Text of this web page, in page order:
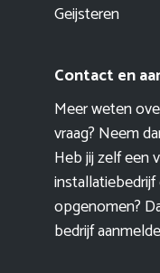
Geijsteren
Contact en
Meer weten
vraag? Neem
Heb jij zelf een
opgenomen?
bedrijf